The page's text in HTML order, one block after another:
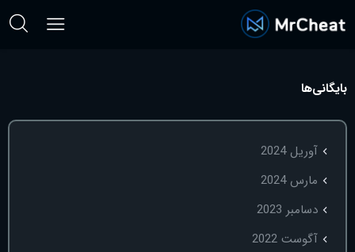
بایگانی‌ها
آوریل 2024
مارس 2024
دسامبر 2023
آگوست 2022